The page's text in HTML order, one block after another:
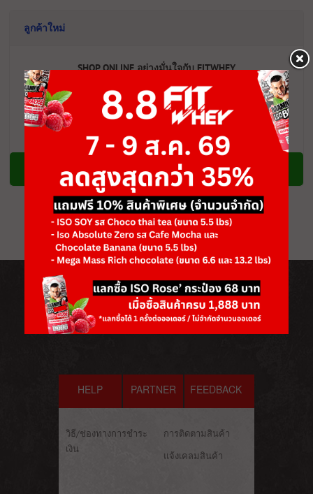
ลูกค้าใหม่
SHOP ONLINE อย่างมั่นใจกับ FITWHEY
- จดทะเบียนรูปแบบบริษัท ดำเนินกิจการมามากกว่า 17ปี
- สินค้ามากกว่า 2,000รายการ นำเข้าของแท้ 100%
- จ่ายเงินออนไลน์อย่างปลอดภัย 100%
สมัครสมาชิก
HELP PARTNER FEEDBACK
วิธี/ช่องทางการชำระ
เงิน
การติดตามสินค้า
แจ้งเคลมสินค้า